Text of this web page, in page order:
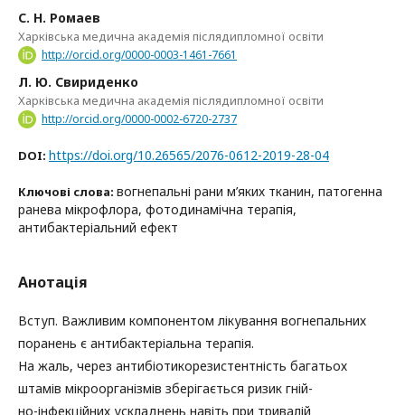
С. Н. Ромаев
Харківська медична академія післядипломної освіти
http://orcid.org/0000-0003-1461-7661
Л. Ю. Свириденко
Харківська медична академія післядипломної освіти
http://orcid.org/0000-0002-6720-2737
DOI: https://doi.org/10.26565/2076-0612-2019-28-04
Ключові слова: вогнепальні рани м’яких тканин, патогенна
ранева мікрофлора, фотодинамічна терапія,
антибактеріальний ефект
Анотація
Вступ. Важливим компонентом лікування вогнепальних
поранень є антибактеріальна терапія.
На жаль, через антибіотикорезистентність багатьох
штамів мікроорганізмів зберігається ризик гній-
но-інфекційних ускладнень навіть при тривалій